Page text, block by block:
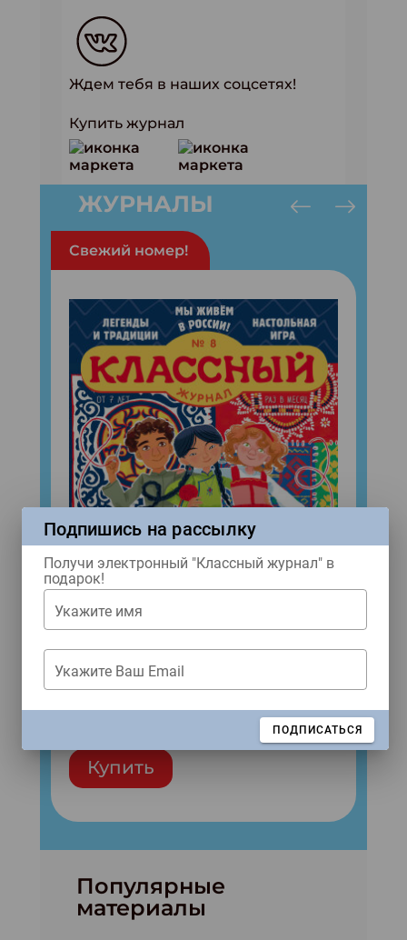
Ждем тебя в наших соцсетях!
Купить журнал
ЖУРНАЛЫ
Свежий номер!
Купить
Популярные
материалы
Подпишись на рассылку
Получи электронный "Классный журнал" в
подарок!
Укажите имя
Укажите Ваш Email
ПОДПИСАТЬСЯ